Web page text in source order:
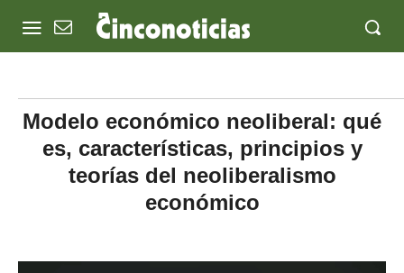
Modelo económico neoliberal: qué
es, características, principios y
teorías del neoliberalismo
económico